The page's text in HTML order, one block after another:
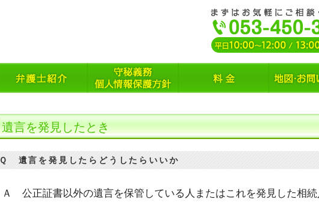
遺言を発見したとき
Ｑ 遺言を発見したらどうしたらいいか
Ａ 公正証書以外の遺言を保管している人またはこれを発見した相続